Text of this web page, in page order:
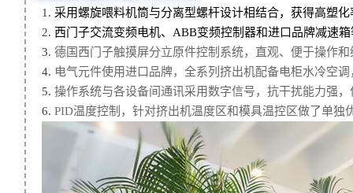
1. 采用螺旋喂料机筒与分离型螺杆设计相结合，获得高塑
2. 西门子交流变频电机、ABB变频控制器和进口品牌减速
3. 德国西门子触摸屏分立原件控制系统，直观、便于操作
4. 电气元件使用进口品牌，全系列挤出机配备电柜水冷空
5. 操作系统与各设备间通讯采用数字信号，抗干扰能力强
6. PID温度控制，针对挤出机温度区和模具温控区做了单独